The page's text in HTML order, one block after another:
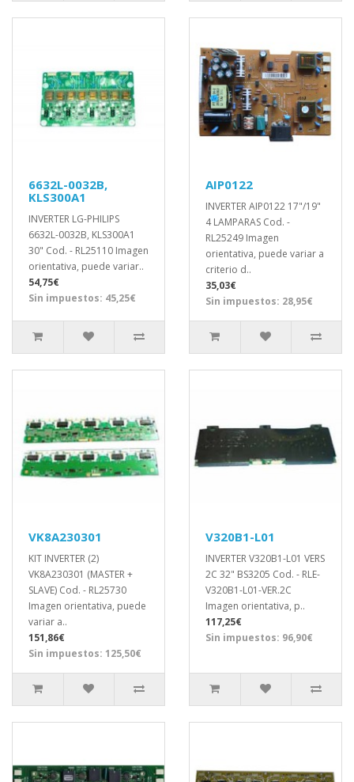
6632L-0032B,
KLS300A1
INVERTER LG-PHILIPS
6632L-0032B, KLS300A1
30" Cod. - RL25110 Imagen
orientativa, puede variar..
54,75€
Sin impuestos: 45,25€
AIP0122
INVERTER AIP0122 17"/19"
4 LAMPARAS Cod. -
RL25249 Imagen
orientativa, puede variar a
criterio d..
35,03€
Sin impuestos: 28,95€
VK8A230301
KIT INVERTER (2)
VK8A230301 (MASTER +
SLAVE) Cod. - RL25730
Imagen orientativa, puede
variar a..
151,86€
Sin impuestos: 125,50€
V320B1-L01
INVERTER V320B1-L01 VERS
2C 32" BS3205 Cod. - RLE-
V320B1-L01-VER.2C
Imagen orientativa, p..
117,25€
Sin impuestos: 96,90€